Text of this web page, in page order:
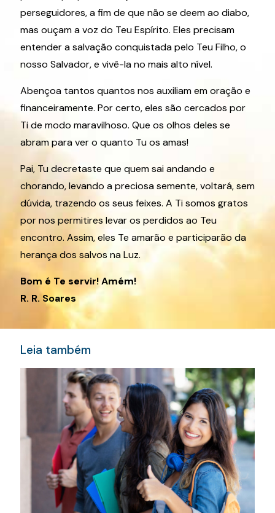
perseguidores, a fim de que não se deem ao diabo,
mas ouçam a voz do Teu Espírito. Eles precisam
entender a salvação conquistada pelo Teu Filho, o
nosso Salvador, e vivê-la no mais alto nível.
Abençoa tantos quantos nos auxiliam em oração e
financeiramente. Por certo, eles são cercados por
Ti de modo maravilhoso. Que os olhos deles se
abram para ver o quanto Tu os amas!
Pai, Tu decretaste que quem sai andando e
chorando, levando a preciosa semente, voltará, sem
dúvida, trazendo os seus feixes. A Ti somos gratos
por nos permitires levar os perdidos ao Teu
encontro. Assim, eles Te amarão e participarão da
herança dos salvos na Luz.
Bom é Te servir! Amém!
R. R. Soares
Leia também